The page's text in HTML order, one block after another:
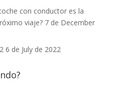
con conductor es la
viaje? 7 de December
6 de July de 2022